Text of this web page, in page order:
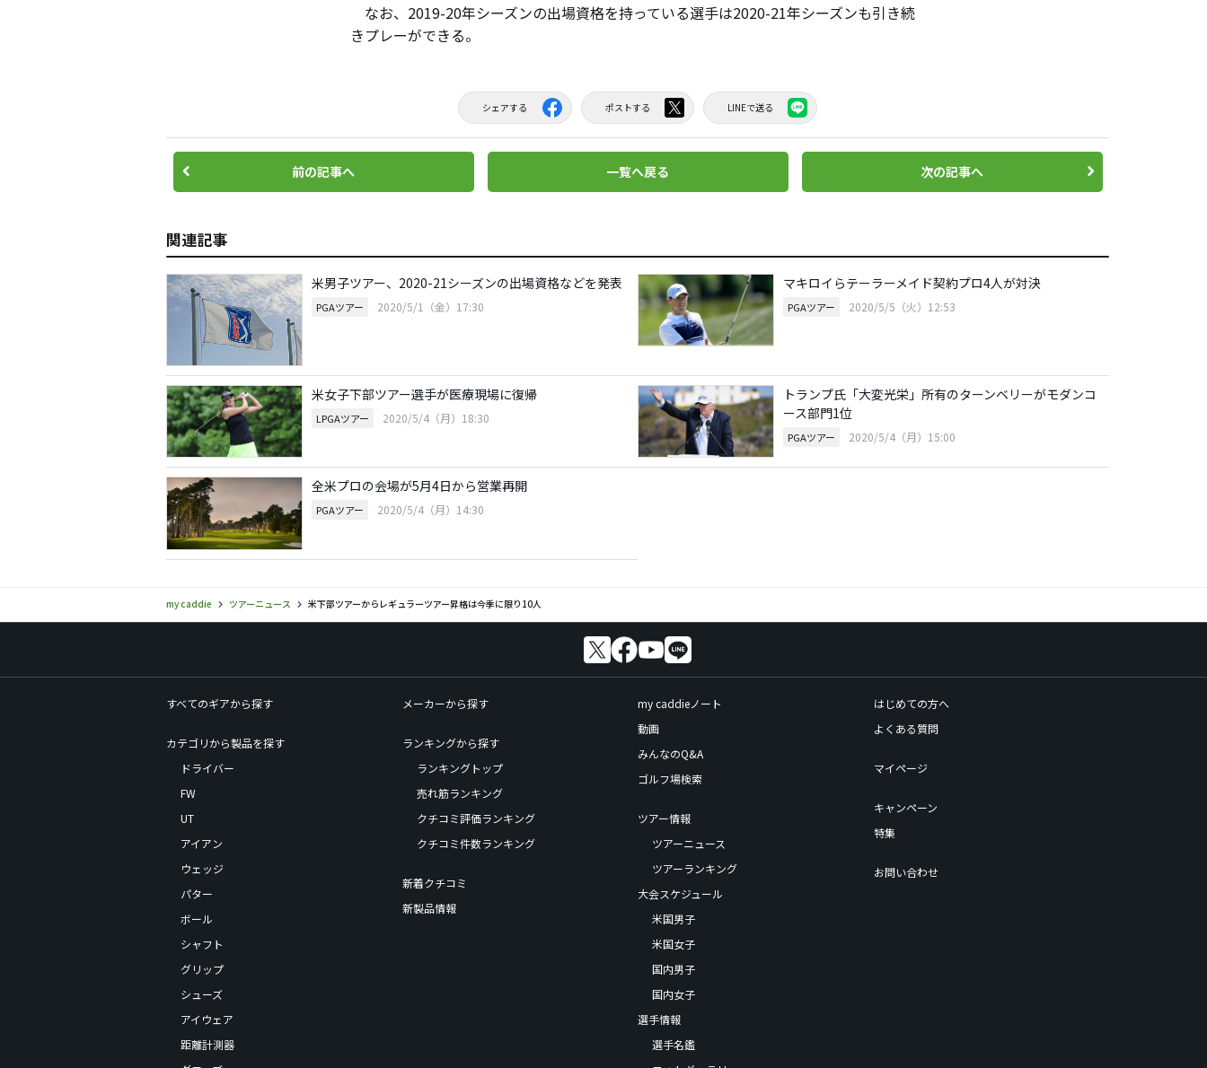
なお、2019-20年シーズンの出場資格を持っている選手は2020-21年シーズンも引き続
きプレーができる。
シェアする ポストする LINEで送る
前の記事へ 一覧へ戻る 次の記事へ
関連記事
米男子ツアー、2020-21シーズンの出場資格などを発表
PGAツアー 2020/5/1（金）17:30
マキロイらテーラーメイド契約プロ4人が対決
PGAツアー 2020/5/5（火）12:53
米女子下部ツアー選手が医療現場に復帰
LPGAツアー 2020/5/4（月）18:30
トランプ氏「大変光栄」所有のターンベリーがモダンコ
ース部門1位
PGAツアー 2020/5/4（月）15:00
全米プロの会場が5月4日から営業再開
PGAツアー 2020/5/4（月）14:30
my caddie ツアーニュース 米下部ツアーからレギュラーツアー昇格は今季に限り10人
すべてのギアから探す
カテゴリから製品を探す
ドライバー
FW
UT
アイアン
ウェッジ
パター
ボール
シャフト
グリップ
シューズ
アイウェア
距離計測器
メーカーから探す
ランキングから探す
ランキングトップ
売れ筋ランキング
クチコミ評価ランキング
クチコミ件数ランキング
新着クチコミ
新製品情報
my caddieノート
動画
みんなのQ&A
ゴルフ場検索
ツアー情報
ツアーニュース
ツアーランキング
大会スケジュール
米国男子
米国女子
国内男子
国内女子
選手情報
選手名鑑
はじめての方へ
よくある質問
マイページ
キャンペーン
特集
お問い合わせ